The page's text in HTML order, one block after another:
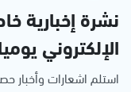
نشرة إخبارية
الإلكتروني
استلم اشعارات وأخبار